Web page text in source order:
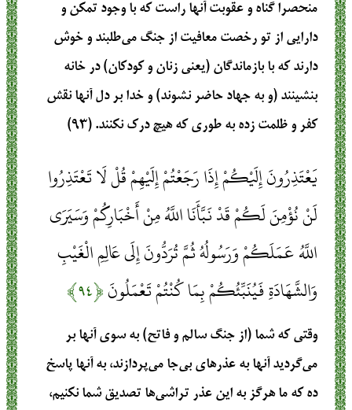
منحصرا گناه و عقوبت آنها راست که با وجود تمکن و
دارایی از تو رخصت معافیت از جنگ می‌طلبند و خوش
دارند که با بازماندگان (یعنی زنان و کودکان) در خانه
بنشینند (و به جهاد حاضر نشوند) و خدا بر دل آنها نقش
کفر و ظلمت زده به طوری که هیچ درک نکنند. (۹۳)
يَعْتَذِرُونَ إِلَيْكُمْ إِذَا رَجَعْتُمْ إِلَيْهِمْ قُلْ لَا تَعْتَذِرُوا
لَنْ نُؤْمِنَ لَكُمْ قَدْ نَبَّأَنَا اللَّهُ مِنْ أَخْبَارِكُمْ وَسَيَرَى
اللَّهُ عَمَلَكُمْ وَرَسُولُهُ ثُمَّ تُرَدُّونَ إِلَى عَالِمِ الْغَيْبِ
وَالشَّهَادَةِ فَيُنَبِّئُكُمْ بِمَا كُنْتُمْ تَعْمَلُونَ﴿۹۴﴾
وقتی که شما (از جنگ سالم و فاتح) به سوی آنها بر
می‌گردید آنها به عذرهای بی‌جا می‌پردازند، به آنها پاسخ
ده که ما هرگز به این عذر تراشی‌ها تصدیق شما نکنیم،